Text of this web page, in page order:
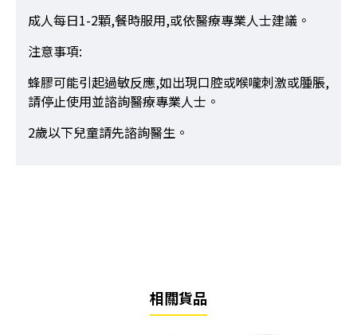
成人每日1-2顆,餐時服用,或依醫療專業人士建議。
注意事項:
蜂膠可能引起過敏反應,如出現口腔或喉嚨刺激或腫脹,
請停止使用並諮詢醫療專業人士。
2歲以下兒童請先諮詢醫生。
相關貨品